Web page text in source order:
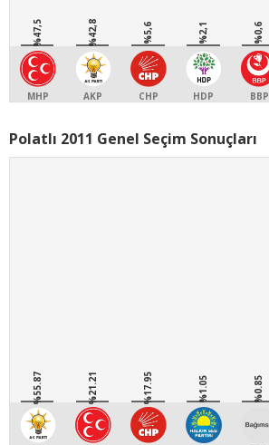
%47,5
MHP
%42,8
AKP
%5,6
CHP
%2,1
HDP
%0,6
BBP
Polatlı 2011 Genel Seçim Sonuçları
%55.87 %21.21 %17.95 %1.05 %0.85